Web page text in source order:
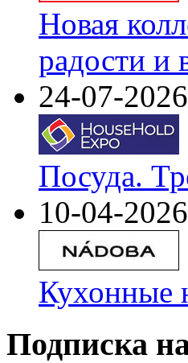
Новая
радости и
24-07-2026
Посуда.
10-04-2026
Кухонные
Подписка